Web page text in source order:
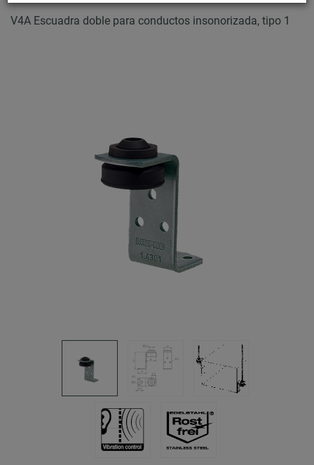
V4A Escuadra doble para conductos insonorizada, tipo 1